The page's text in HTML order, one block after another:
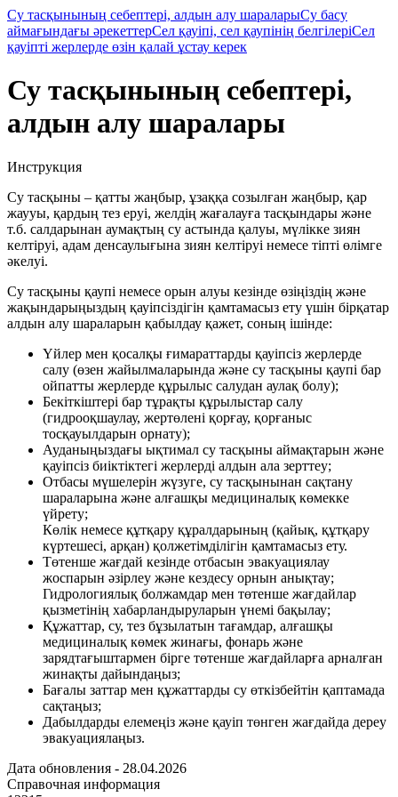
Су тасқынының себептері, алдын алу шараларыСу басу
аймағындағы әрекеттерСел қауіпі, сел қаупінің белгілеріСел
қауіпті жерлерде өзін қалай ұстау керек
Су тасқынының себептері,
алдын алу шаралары
Инструкция
Су тасқыны – қатты жаңбыр, ұзаққа созылған жаңбыр, қар
жаууы, қардың тез еруі, желдің жағалауға тасқындары және
т.б. салдарынан аумақтың су астында қалуы, мүлікке зиян
келтіруі, адам денсаулығына зиян келтіруі немесе тіпті өлімге
әкелуі.
Су тасқыны қаупі немесе орын алуы кезінде өзіңіздің және
жақындарыңыздың қауіпсіздігін қамтамасыз ету үшін бірқатар
алдын алу шараларын қабылдау қажет, соның ішінде:
Үйлер мен қосалқы ғимараттарды қауіпсіз жерлерде
салу (өзен жайылмаларында және су тасқыны қаупі бар
ойпатты жерлерде құрылыс салудан аулақ болу);
Бекіткіштері бар тұрақты құрылыстар салу
(гидрооқшаулау, жертөлені қорғау, қорғаныс
тосқауылдарын орнату);
Ауданыңыздағы ықтимал су тасқыны аймақтарын және
қауіпсіз биіктіктегі жерлерді алдын ала зерттеу;
Отбасы мүшелерін жүзуге, су тасқынынан сақтану
шараларына және алғашқы медициналық көмекке
үйрету;
Көлік немесе құтқару құралдарының (қайық, құтқару
күртешесі, арқан) қолжетімділігін қамтамасыз ету.
Төтенше жағдай кезінде отбасын эвакуациялау
жоспарын әзірлеу және кездесу орнын анықтау;
Гидрологиялық болжамдар мен төтенше жағдайлар
қызметінің хабарландыруларын үнемі бақылау;
Құжаттар, су, тез бұзылатын тағамдар, алғашқы
медициналық көмек жинағы, фонарь және
зарядтағыштармен бірге төтенше жағдайларға арналған
жинақты дайындаңыз;
Бағалы заттар мен құжаттарды су өткізбейтін қаптамада
сақтаңыз;
Дабылдарды елемеңіз және қауіп төнген жағдайда дереу
эвакуациялаңыз.
Дата обновления - 28.04.2026
Справочная информация